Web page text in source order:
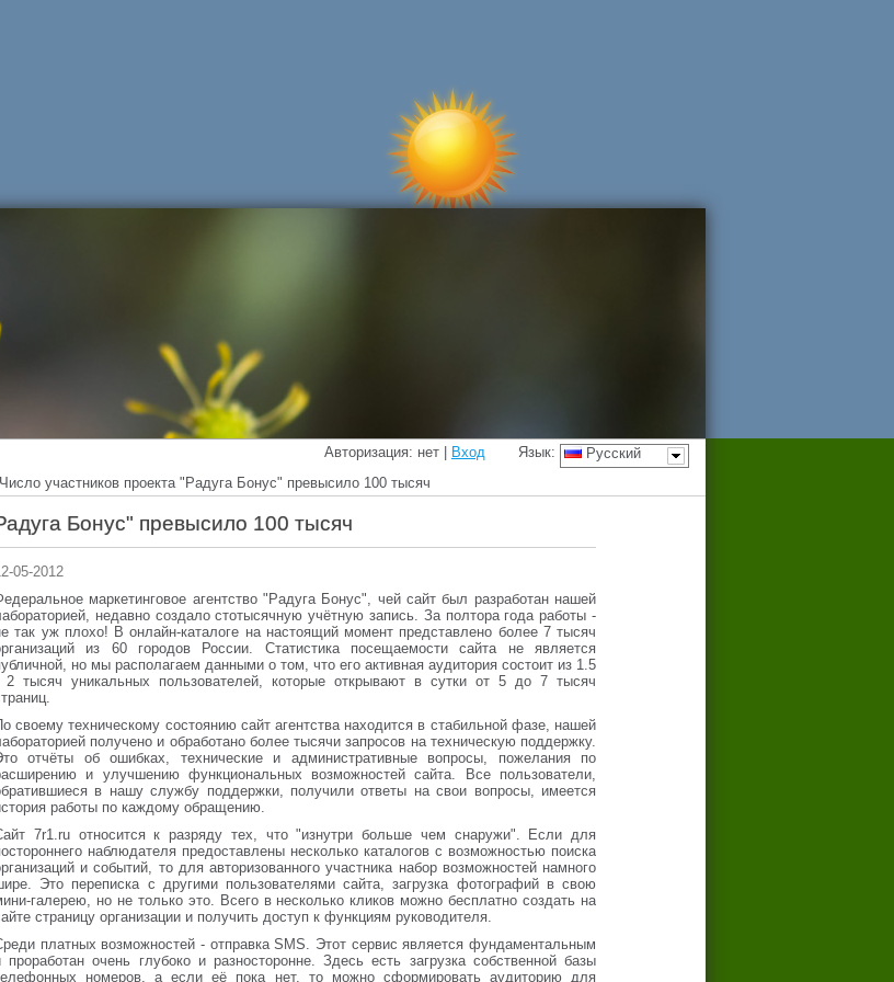
Язык: Русский
Авторизация: нет |
Вход
участников проекта "Радуга Бонус" превысило 100 тысяч
Бонус" превысило 100 тысяч
05-2012
маркетинговое агентство "Радуга Бонус", чей сайт был разработан нашей
недавно создало стотысячную учётную запись. За полтора года работы -
так уж плохо! В онлайн-каталоге на настоящий момент представлено более 7 тысяч
из 60 городов России. Статистика посещаемости сайта не является
но мы располагаем данными о том, что его активная аудитория состоит из 1.5
2 тысяч уникальных пользователей, которые открывают в сутки от 5 до 7 тысяч
своему техническому состоянию сайт агентства находится в стабильной фазе, нашей
получено и обработано более тысячи запросов на техническую поддержку.
отчёты об ошибках, технические и административные вопросы, пожелания по
и улучшению функциональных возможностей сайта. Все пользователи,
в нашу службу поддержки, получили ответы на свои вопросы, имеется
работы по каждому обращению.
7r1.ru относится к разряду тех, что "изнутри больше чем снаружи". Если для
наблюдателя предоставлены несколько каталогов с возможностью поиска
и событий, то для авторизованного участника набор возможностей намного
Это переписка с другими пользователями сайта, загрузка фотографий в свою
галерею, но не только это. Всего в несколько кликов можно бесплатно создать на
страницу организации и получить доступ к функциям руководителя.
платных возможностей - отправка SMS. Этот сервис является фундаментальным
проработан очень глубоко и разносторонне. Здесь есть загрузка собственной базы
номеров, а если её пока нет, то можно сформировать аудиторию для